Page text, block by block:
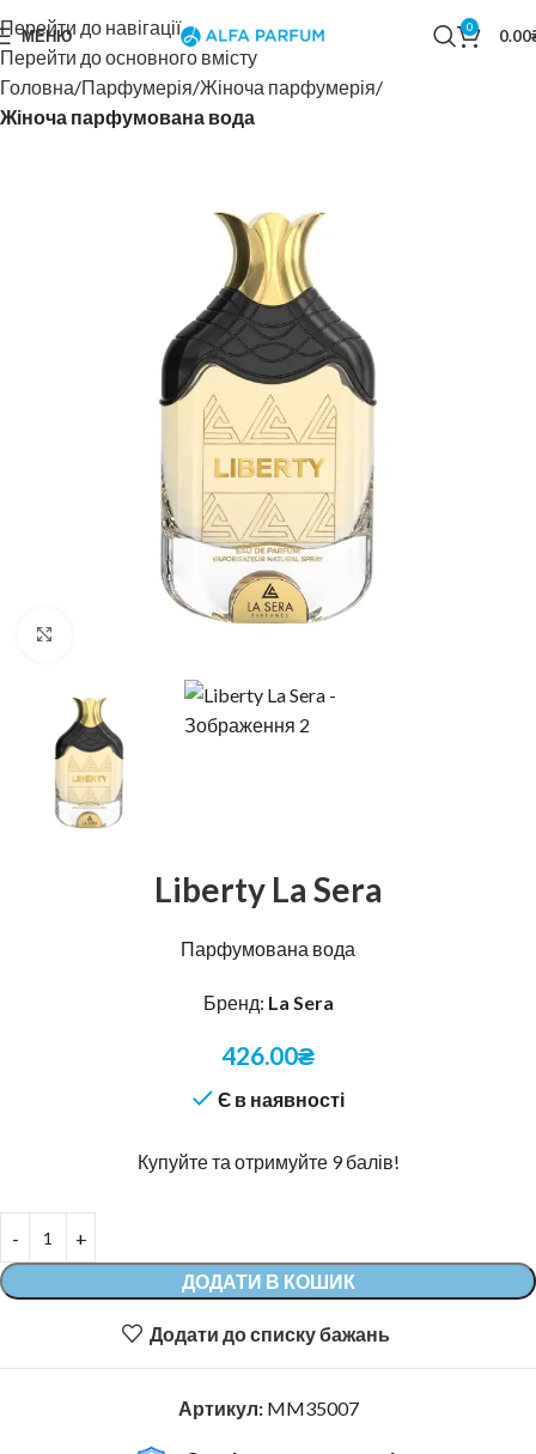
Перейти до навігації
Перейти до основного вмісту
МЕНЮ 0 0.00
Головна Парфумерія Жіноча парфумерія
Жіноча парфумована вода
Liberty La Sera
Парфумована вода
Бренд: La Sera
426.00₴
Є в наявності
Купуйте та отримуйте 9 балів!
ДОДАТИ В КОШИК
Додати до списку бажань
Артикул: MM35007